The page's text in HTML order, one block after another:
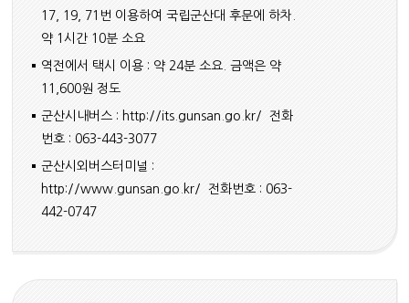
17, 19, 71번 이용하여 국립군산대 후문에 하차.
약 1시간 10분 소요
역전에서 택시 이용 : 약 24분 소요. 금액은 약
11,600원 정도
군산시내버스 : http://its.gunsan.go.kr/
전화
번호 : 063-443-3077
군산시외버스터미널 :
http://www.gunsan.go.kr/
전화번호 : 063-
442-0747